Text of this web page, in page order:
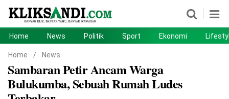
Politik Sport
Ekonomi
Home News Politik Sport Ekonomi
Home / News
Sambaran Petir Ancam Warga
Bulukumba, Sebuah Rumah Ludes